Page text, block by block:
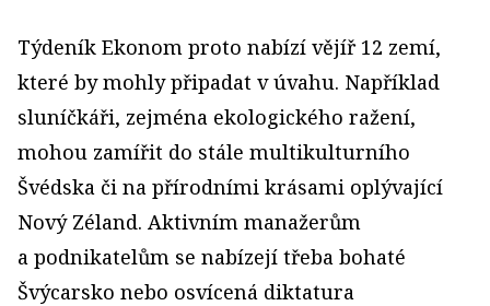
Týdeník Ekonom proto nabízí vějíř 12 zemí,
které by mohly připadat v úvahu. Například
sluníčkáři, zejména ekologického ražení,
mohou zamířit do stále multikulturního
Švédska či na přírodními krásami oplývající
Nový Zéland. Aktivním manažerům
a podnikatelům se nabízejí třeba bohaté
Švýcarsko nebo osvícená diktatura